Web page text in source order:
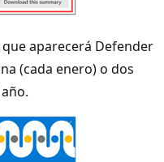
aparecerá Defender
(cada enero) o dos